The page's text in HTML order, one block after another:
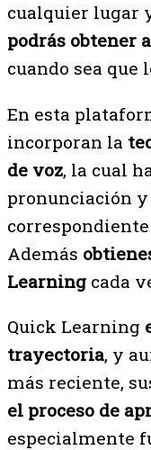
cualquier lugar
podrás obtener
cuando sea que
En esta
incorporan la
de voz, la cual
pronunciación
Además
Learning cada
Quick Learning
trayectoria, y
más reciente,
el proceso de
especialmente